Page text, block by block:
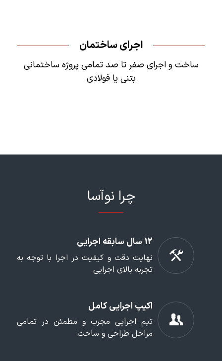
اجرای ساختمان
ساخت و اجرای صفر تا صد تمامی پروژه ساختمانی
بتنی یا فولادی
چرا نوآسا
12 سال سابقه اجرایی
نهایت دقت و کیفیت در اجرا با توجه به
تجربه بالای اجرایی
اکیپ اجرایی کامل
تیم اجرایی مجرب و مطمئن در تمامی
مراحل طراحی و ساخت